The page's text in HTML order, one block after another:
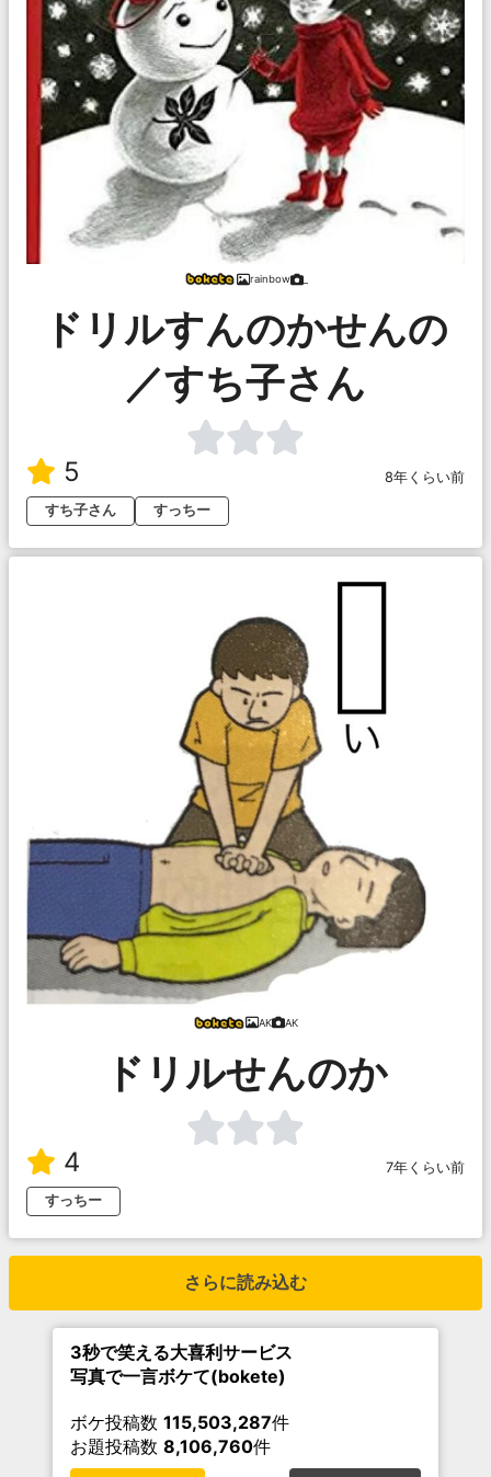
rainbow _
ドリルすんのかせんの
／すち子さん
5
8年くらい前
すち子さん
すっちー
AK AK
ドリルせんのか
4
7年くらい前
すっちー
さらに読み込む
3秒で笑える大喜利サービス
写真で一言ボケて(bokete)
ボケ投稿数 115,503,287件
お題投稿数 8,106,760件